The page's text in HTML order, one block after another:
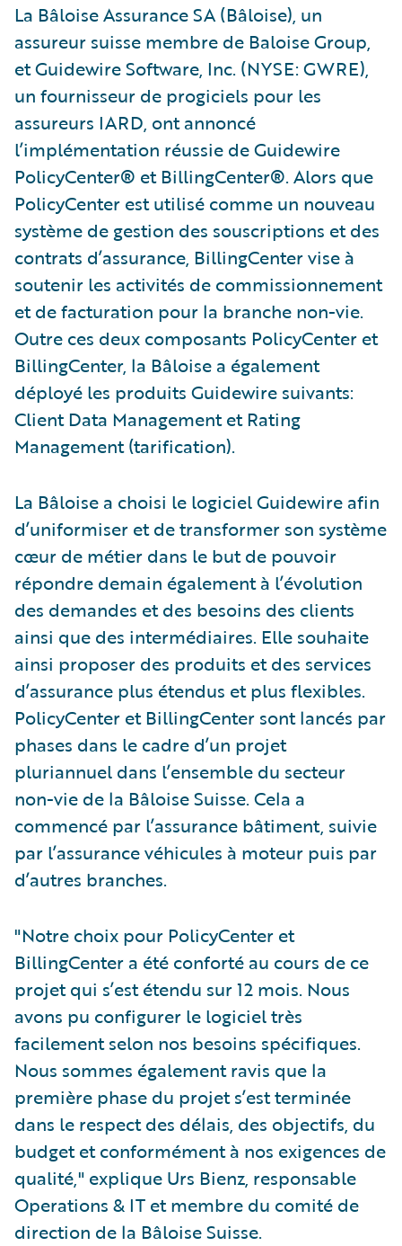
La Bâloise Assurance SA (Bâloise), un
assureur suisse membre de Baloise Group,
et Guidewire Software, Inc. (NYSE: GWRE),
un fournisseur de progiciels pour les
assureurs IARD, ont annoncé
l’implémentation réussie de Guidewire
PolicyCenter® et BillingCenter®. Alors que
PolicyCenter est utilisé comme un nouveau
système de gestion des souscriptions et des
contrats d’assurance, BillingCenter vise à
soutenir les activités de commissionnement
et de facturation pour la branche non-vie.
Outre ces deux composants PolicyCenter et
BillingCenter, la Bâloise a également
déployé les produits Guidewire suivants:
Client Data Management et Rating
Management (tarification).
La Bâloise a choisi le logiciel Guidewire afin
d’uniformiser et de transformer son système
cœur de métier dans le but de pouvoir
répondre demain également à l’évolution
des demandes et des besoins des clients
ainsi que des intermédiaires. Elle souhaite
ainsi proposer des produits et des services
d’assurance plus étendus et plus flexibles.
PolicyCenter et BillingCenter sont lancés par
phases dans le cadre d’un projet
pluriannuel dans l’ensemble du secteur
non-vie de la Bâloise Suisse. Cela a
commencé par l’assurance bâtiment, suivie
par l’assurance véhicules à moteur puis par
d’autres branches.
"Notre choix pour PolicyCenter et
BillingCenter a été conforté au cours de ce
projet qui s’est étendu sur 12 mois. Nous
avons pu configurer le logiciel très
facilement selon nos besoins spécifiques.
Nous sommes également ravis que la
première phase du projet s’est terminée
dans le respect des délais, des objectifs, du
budget et conformément à nos exigences de
qualité," explique Urs Bienz, responsable
Operations & IT et membre du comité de
direction de la Bâloise Suisse.